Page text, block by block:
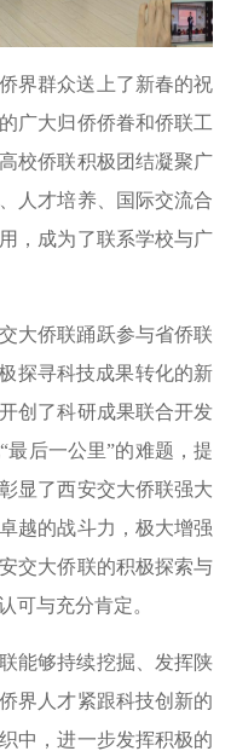
界群众送上了新春的祝
广大归侨侨眷和侨联工
校侨联积极团结凝聚广
人才培养、国际交流合
，成为了联系学校与广
大侨联踊跃参与省侨联
探寻科技成果转化的新
创了科研成果联合开发
最后一公里”的难题，提
显了西安交大侨联强大
越的战斗力，极大增强
交大侨联的积极探索与
可与充分肯定。
能够持续挖掘、发挥陕
界人才紧跟科技创新的
中，进一步发挥积极的